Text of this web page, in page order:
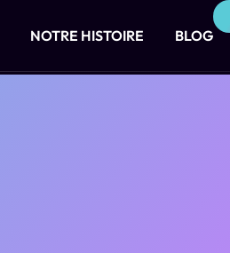
NOTRE HISTOIRE BLOG